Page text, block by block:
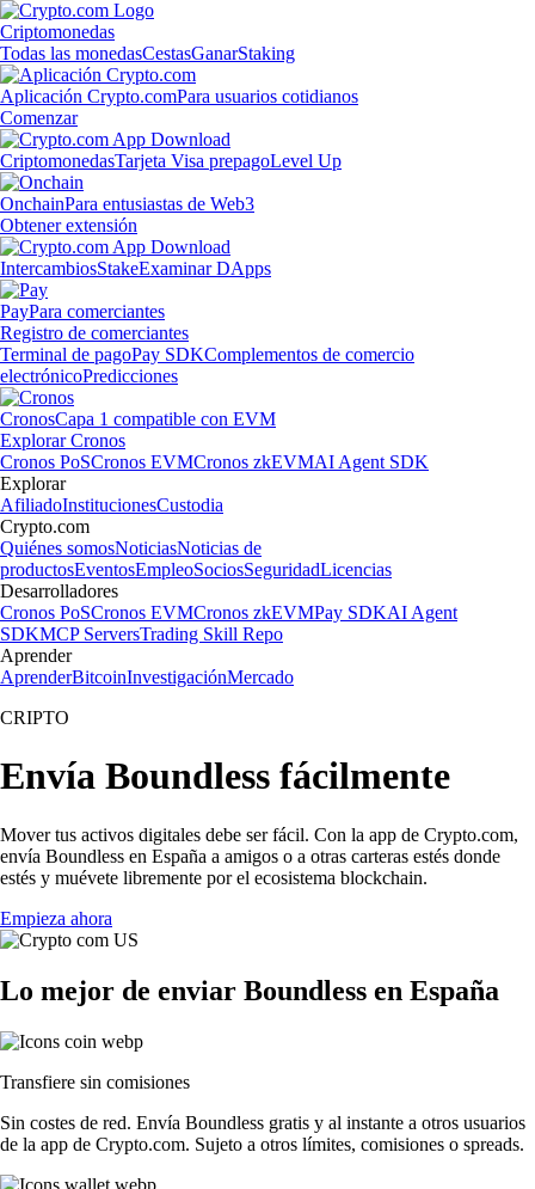
Criptomonedas
Todas las monedasCestasGanarStaking
Aplicación Crypto.comPara usuarios cotidianos
Comenzar
CriptomonedasTarjeta Visa prepagoLevel Up
OnchainPara entusiastas de Web3
Obtener extensión
IntercambiosStakeExaminar DApps
PayPara comerciantes
Registro de comerciantes
Terminal de pagoPay SDKComplementos de comercio
electrónicoPredicciones
CronosCapa 1 compatible con EVM
Explorar Cronos
Cronos PoSCronos EVMCronos zkEVMAI Agent SDK
Explorar
AfiliadoInstitucionesCustodia
Crypto.com
Quiénes somosNoticiasNoticias de
productosEventosEmpleoSociosSeguridadLicencias
Desarrolladores
Cronos PoSCronos EVMCronos zkEVMPay SDKAI Agent
SDKMCP ServersTrading Skill Repo
Aprender
AprenderBitcoinInvestigaciónMercado
CRIPTO
Envía Boundless fácilmente
Mover tus activos digitales debe ser fácil. Con la app de Crypto.com,
envía Boundless en España a amigos o a otras carteras estés donde
estés y muévete libremente por el ecosistema blockchain.
Empieza ahora
Lo mejor de enviar Boundless en España
Transfiere sin comisiones
Sin costes de red. Envía Boundless gratis y al instante a otros usuarios
de la app de Crypto.com. Sujeto a otros límites, comisiones o spreads.